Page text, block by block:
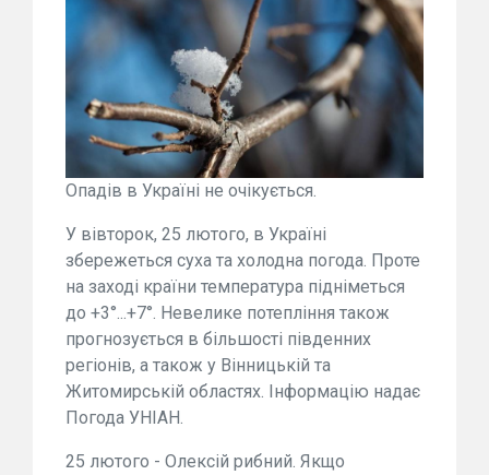
Опадів в Україні не очікується.
У вівторок, 25 лютого, в Україні
збережеться суха та холодна погода. Проте
на заході країни температура підніметься
до +3°...+7°. Невелике потепління також
прогнозується в більшості південних
регіонів, а також у Вінницькій та
Житомирській областях. Інформацію надає
Погода УНІАН.
25 лютого - Олексій рибний. Якщо